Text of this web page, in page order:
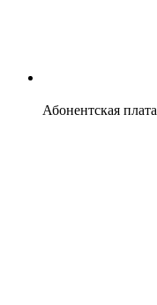
Абонентская плата